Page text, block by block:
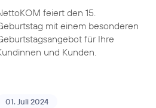
feiert den 15.
mit einem besonderen
für Ihre
und Kunden.
01. Juli 2024